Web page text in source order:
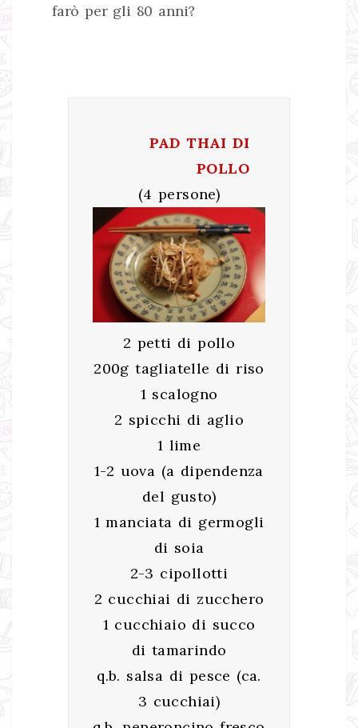
farò per gli 80 anni?
PAD THAI DI
POLLO
(4 persone)
2 petti di pollo
200g tagliatelle di riso
1 scalogno
2 spicchi di aglio
1 lime
1-2 uova (a dipendenza
del gusto)
1 manciata di germogli
di soia
2-3 cipollotti
2 cucchiai di zucchero
1 cucchiaio di succo
di tamarindo
q.b. salsa di pesce (ca.
3 cucchiai)